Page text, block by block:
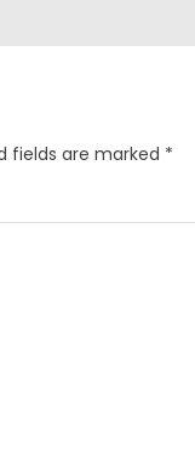
fields are marked *